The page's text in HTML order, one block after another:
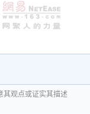
其观点或证实其描述